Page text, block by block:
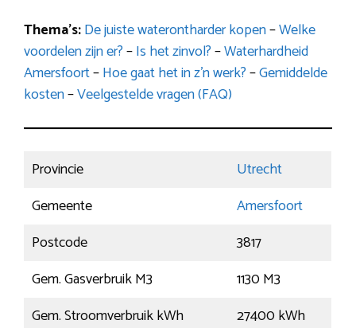
Thema’s:De juiste waterontharder kopen–Welke
voordelen zijn er?–Is het zinvol?–Waterhardheid
Amersfoort–Hoe gaat het in z’n werk?–Gemiddelde
kosten–Veelgestelde vragen (FAQ)
Provincie
Utrecht
Gemeente
Amersfoort
Postcode
3817
Gem. Gasverbruik M3
1130 M3
Gem. Stroomverbruik kWh
27400 kWh